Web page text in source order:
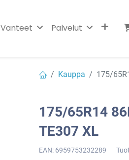
Vanteet Palvelut
Kauppa 175/
175/65R14
TE307 XL
EAN: 6959753232289